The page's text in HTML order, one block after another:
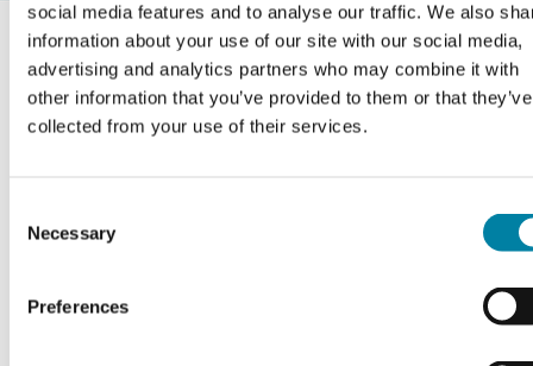
social media features and to analyse our traffic. We also
information about your use of our site with our social media,
advertising and analytics partners who may combine it with
other information that you’ve provided to them or that they’ve
collected from your use of their services.
Selection
Necessary
Preferences
11 OTTOBRE 2021